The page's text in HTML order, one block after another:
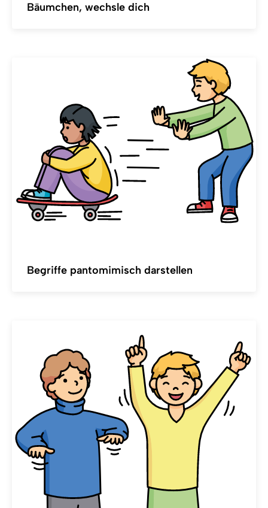
Bäumchen, wechsle dich
Begriffe pantomimisch darstellen